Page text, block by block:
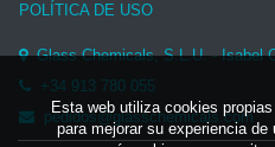
POLÍTICA DE USO
Glass Chemicals, S.L.U. - Isabel
+34 913 780 055
pedidos@glasschemicals.com
Esta web utiliza cookies
para mejorar su experiencia de